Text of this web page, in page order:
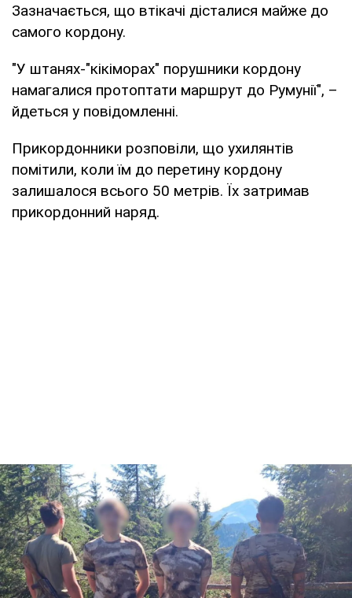
Зазначається, що втікачі дісталися майже до
самого кордону.
"У штанях-"кікіморах" порушники кордону
намагалися протоптати маршрут до Румунії", –
йдеться у повідомленні.
Прикордонники розповіли, що ухилянтів
помітили, коли їм до перетину кордону
залишалося всього 50 метрів. Їх затримав
прикордонний наряд.